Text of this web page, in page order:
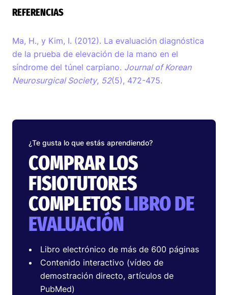
REFERENCIAS
Ma, H., y Kim, I. (2012). La evaluación diagnóstica
de la prueba de elevación de la mano en el
síndrome del túnel carpiano. Journal of Korean
Neurosurgical Society, 52(5), 472-475.
¿Te gusta lo que estás aprendiendo?
COMPRAR LOS
FISIOTUTORES
COMPLETOSLIBRO DE
EVALUACIÓN
Libro electrónico de más de 600 páginas
Contenido interactivo (vídeo de
demostración directo, artículos de
PubMed)